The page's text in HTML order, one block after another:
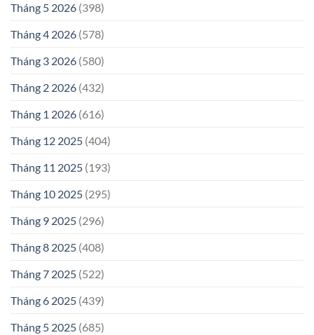
Tháng 5 2026 (398)
Tháng 4 2026 (578)
Tháng 3 2026 (580)
Tháng 2 2026 (432)
Tháng 1 2026 (616)
Tháng 12 2025 (404)
Tháng 11 2025 (193)
Tháng 10 2025 (295)
Tháng 9 2025 (296)
Tháng 8 2025 (408)
Tháng 7 2025 (522)
Tháng 6 2025 (439)
Tháng 5 2025 (685)